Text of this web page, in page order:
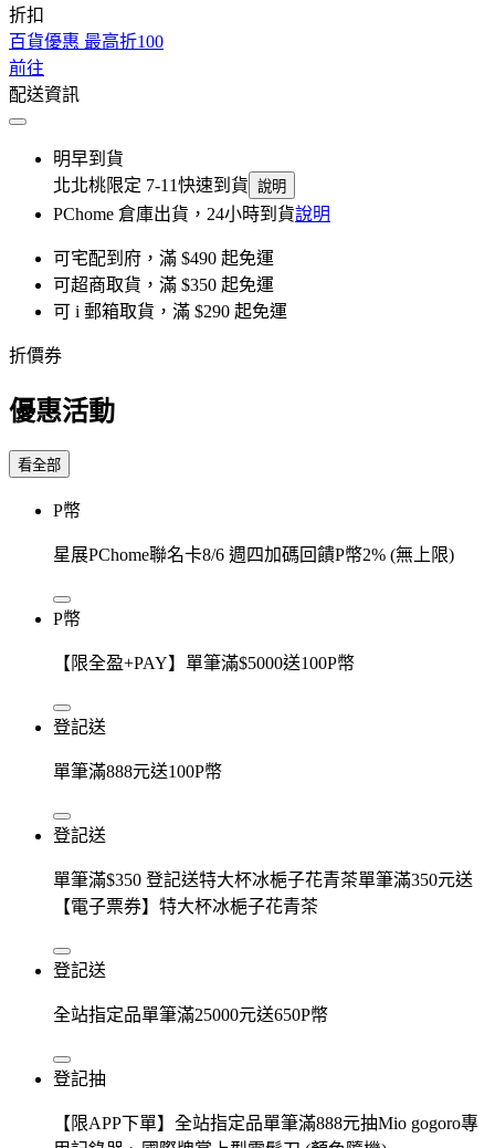
折扣
百貨優惠 最高折100
前往
配送資訊
明早到貨
北北桃限定 7-11快速到貨 說明
PChome 倉庫出貨，24小時到貨說明
可宅配到府，滿 $490 起免運
可超商取貨，滿 $350 起免運
可 i 郵箱取貨，滿 $290 起免運
折價券
優惠活動
看全部
P幣
星展PChome聯名卡8/6 週四加碼回饋P幣2% (無上限)
P幣
【限全盈+PAY】單筆滿$5000送100P幣
登記送
單筆滿888元送100P幣
登記送
單筆滿$350 登記送特大杯冰梔子花青茶單筆滿350元送
【電子票券】特大杯冰梔子花青茶
登記送
全站指定品單筆滿25000元送650P幣
登記抽
【限APP下單】全站指定品單筆滿888元抽Mio gogoro專